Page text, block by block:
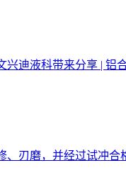
迪液科带来分享 | 铝
刃磨，并经过试冲